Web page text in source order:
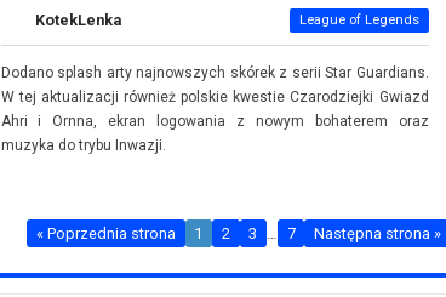
KotekLenka League of Legends
Dodano splash arty najnowszych skórek z serii Star Guardians.
W tej aktualizacji również polskie kwestie Czarodziejki Gwiazd
Ahri i Ornna, ekran logowania z nowym bohaterem oraz
muzyka do trybu Inwazji.
« Poprzednia strona 1 2 3 7 Następna strona »